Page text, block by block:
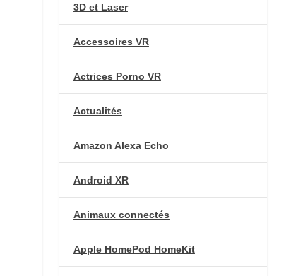
3D et Laser
Accessoires VR
Actrices Porno VR
Actualités
Amazon Alexa Echo
Android XR
Animaux connectés
Apple HomePod HomeKit